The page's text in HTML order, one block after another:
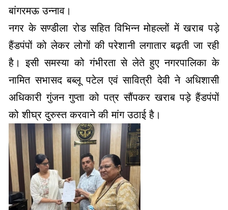
बांगरमऊ उन्नाव।
नगर के सण्डीला रोड सहित विभिन्न मोहल्लों में खराब पड़े
हैंडपंपों को लेकर लोगों की परेशानी लगातार बढ़ती जा रही
है। इसी समस्या को गंभीरता से लेते हुए नगरपालिका के
नामित सभासद बब्लू पटेल एवं सावित्री देवी ने अधिशासी
अधिकारी गुंजन गुप्ता को पत्र सौंपकर खराब पड़े हैंडपंपों
को शीघ्र दुरुस्त करवाने की मांग उठाई है।